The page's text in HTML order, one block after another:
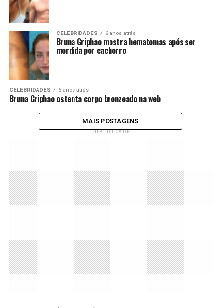
CELEBRIDADES 6 anos atrás
Bruna Griphao mostra hematomas após ser
mordida por cachorro
CELEBRIDADES 6 anos atrás
Bruna Griphao ostenta corpo bronzeado na web
MAIS POSTAGENS
PUBLICIDADE